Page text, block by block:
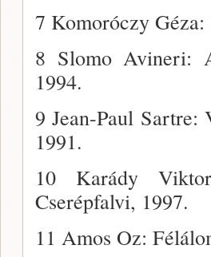
7 Komoróczy
8 Slomo Avineri:
1994.
9 Jean-Paul Sartre:
1991.
10 Karády
Cserépfalvi, 1997.
11 Amos Oz: